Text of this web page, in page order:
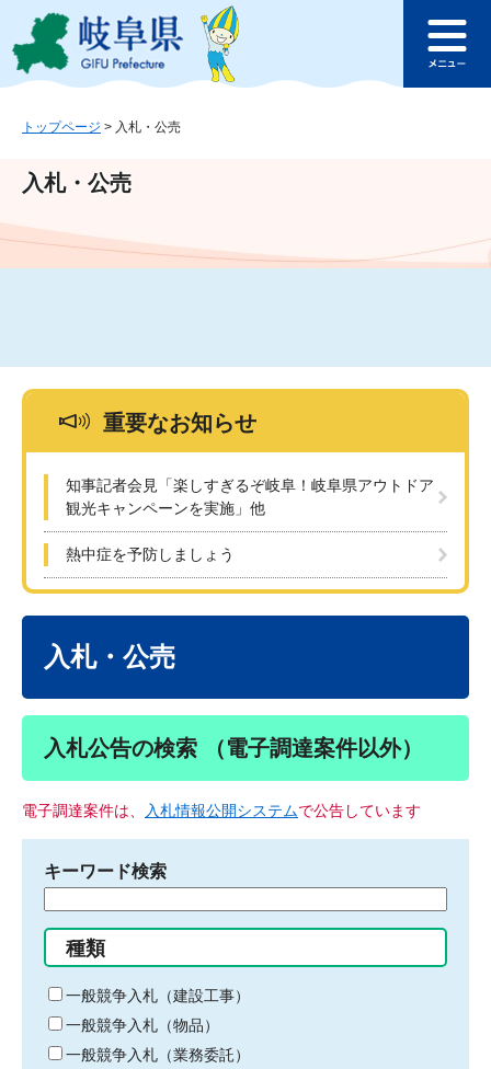
ジ
ュ
文
このページの本文へ
ュ
トップページ > 入札・公売
入札・公売
重要なお知らせ
知事記者会見「楽しすぎるぞ岐阜！岐阜県アウトドア
観光キャンペーンを実施」他
熱中症を予防しましょう
入札・公売
入札公告の検索 （電子調達案件以外）
電子調達案件は、 入札情報公開システムで公告しています
キーワード検索
る
キ
ー
ワ
ー
種類
一般競争入札（建設工事）
一般競争入札（物品）
一般競争入札（業務委託）